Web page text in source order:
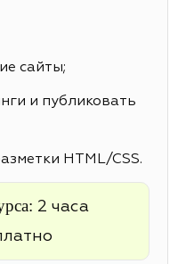
сайты;
и публиковать
HTML/CSS.
2 часа